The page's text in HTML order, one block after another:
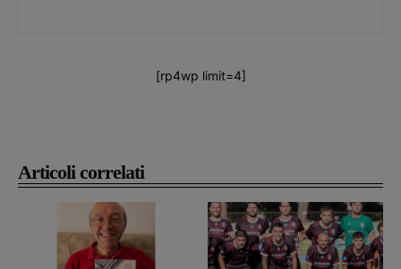
Articoli correlati
[rp4wp limit=4]